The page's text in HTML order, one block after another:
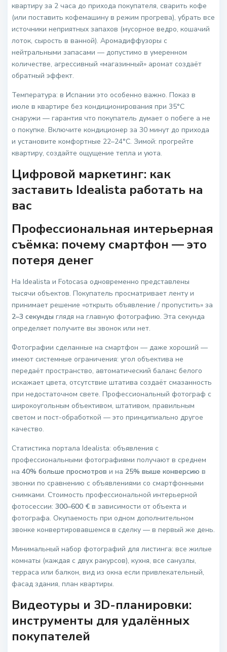
квартиру за 2 часа до прихода покупателя, сварить кофе
(или поставить кофемашину в режим прогрева), убрать все
источники неприятных запахов (мусорное ведро, кошачий
лоток, сырость в ванной). Аромадиффузоры с
нейтральными запасами — допустимо в умеренном
количестве, агрессивный «магазинный» аромат создаёт
обратный эффект.
Температура: в Испании это особенно важно. Показ в
июле в квартире без кондиционирования при 35°C
снаружи — гарантия что покупатель думает о побеге а не
о покупке. Включите кондиционер за 30 минут до прихода
и установите комфортные 22–24°C. Зимой: прогрейте
квартиру, создайте ощущение тепла и уюта.
Цифровой маркетинг: как
заставить Idealista работать на
вас
Профессиональная интерьерная
съёмка: почему смартфон — это
потеря денег
На Idealista и Fotocasa одновременно представлены
тысячи объектов. Покупатель просматривает ленту и
принимает решение «открыть объявление / пропустить» за
2–3 секунды глядя на главную фотографию. Эта секунда
определяет получите вы звонок или нет.
Фотографии сделанные на смартфон — даже хороший —
имеют системные ограничения: угол объектива не
передаёт пространство, автоматический баланс белого
искажает цвета, отсутствие штатива создаёт смазанность
при недостаточном свете. Профессиональный фотограф с
широкоугольным объективом, штативом, правильным
светом и пост-обработкой — это принципиально другое
качество.
Статистика портала Idealista: объявления с
профессиональными фотографиями получают в среднем
на40% больше просмотров и на 25% выше конверсию в
звонки по сравнению с объявлениями со смартфонными
снимками. Стоимость профессиональной интерьерной
фотосессии:300–600 € в зависимости от объекта и
фотографа. Окупаемость при одном дополнительном
звонке конвертировавшемся в сделку — в первый же день.
Минимальный набор фотографий для листинга: все жилые
комнаты (каждая с двух ракурсов), кухня, все санузлы,
терраса или балкон, вид из окна если привлекательный,
фасад здания, план квартиры.
Видеотуры и 3D-планировки:
инструменты для удалённых
покупателей